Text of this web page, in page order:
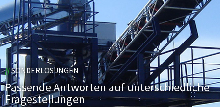
//SONDERLÖSUNGEN
Passende Antworten auf unterschiedliche
Fragestellungen